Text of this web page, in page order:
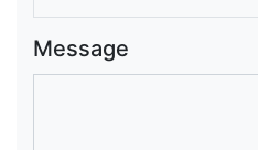
Message